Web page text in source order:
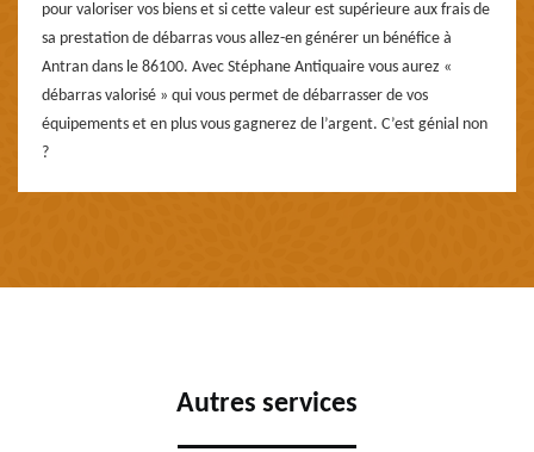
pour valoriser vos biens et si cette valeur est supérieure aux frais de
sa prestation de débarras vous allez-en générer un bénéfice à
Antran dans le 86100. Avec Stéphane Antiquaire vous aurez «
débarras valorisé » qui vous permet de débarrasser de vos
équipements et en plus vous gagnerez de l’argent. C’est génial non
?
Autres services